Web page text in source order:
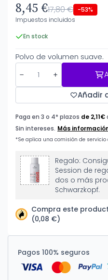
8,45 €17,80 € -53%
Impuestos incluidos
En stock
Polvo de volumen suave.
Añadir
Regalo:
Session de
dos o más
Schwarzkopf.
Compra este
(0,08 €)
Pagos 100% seguros